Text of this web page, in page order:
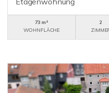
73 m²
WOHNFLÄCHE
2